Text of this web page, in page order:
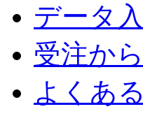
データ
受注か
よくあ